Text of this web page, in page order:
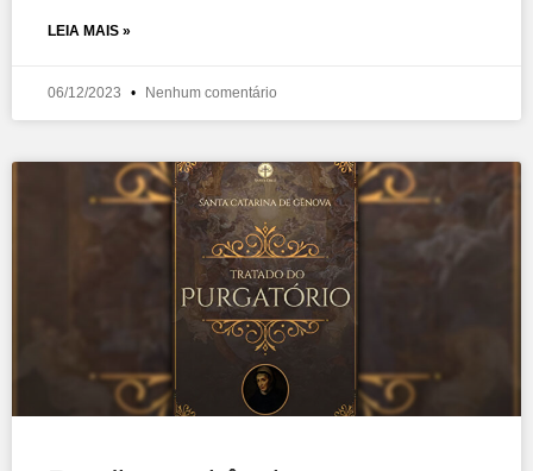
LEIA MAIS »
06/12/2023 Nenhum comentário